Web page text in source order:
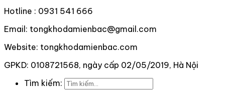
Hotline : 0931 541 666
Email: tongkhodamienbac@gmail.com
Website: tongkhodamienbac.com
GPKD: 0108721568, ngày cấp 02/05/2019, Hà Nội
Tìm kiếm: